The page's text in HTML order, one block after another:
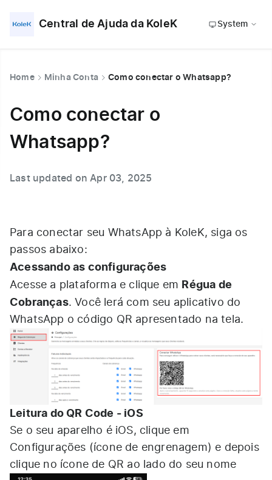
Central de Ajuda da KoleK System
Home Minha Conta Como conectar o Whatsapp?
Como conectar o
Whatsapp?
Last updated on Apr 03, 2025
Para conectar seu WhatsApp à KoleK, siga os
passos abaixo:
Acessando as configurações
Acesse a plataforma e clique em Régua de
Cobranças. Você lerá com seu aplicativo do
WhatsApp o código QR apresentado na tela.
Leitura do QR Code - iOS
Se o seu aparelho é iOS, clique em
Configurações (ícone de engrenagem) e depois
clique no ícone de QR ao lado do seu nome